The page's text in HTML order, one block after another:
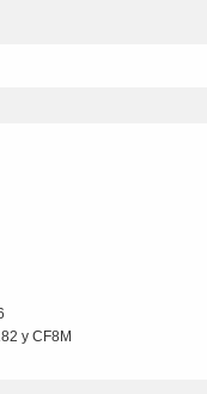
y CF8M